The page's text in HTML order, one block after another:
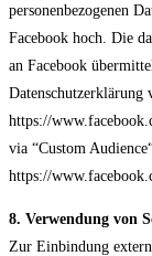
personenbezogenen
Facebook hoch. Die
an Facebook
Datenschutzerklärung
https://
via “Custom
https://
8. Verwendung von
Zur Einbindung